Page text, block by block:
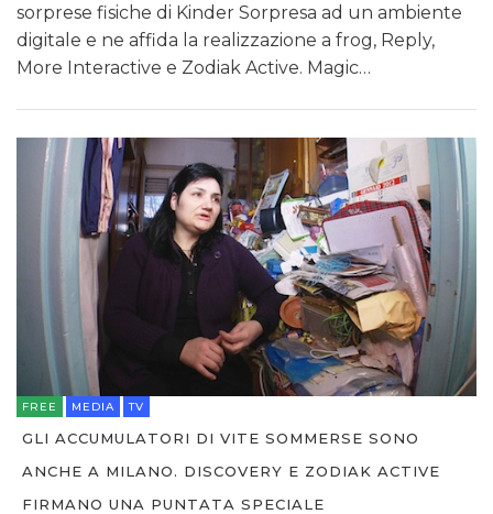
sorprese fisiche di Kinder Sorpresa ad un ambiente
digitale e ne affida la realizzazione a frog, Reply,
More Interactive e Zodiak Active. Magic…
FREE MEDIA TV
GLI ACCUMULATORI DI VITE SOMMERSE SONO
ANCHE A MILANO. DISCOVERY E ZODIAK ACTIVE
FIRMANO UNA PUNTATA SPECIALE